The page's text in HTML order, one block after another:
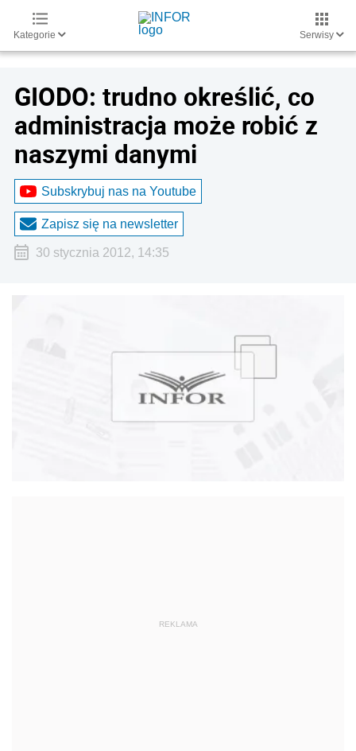
Kategorie Serwisy
GIODO: trudno określić, co
administracja może robić z
naszymi danymi
Subskrybuj nas na Youtube
Zapisz się na newsletter
30 stycznia 2012, 14:35